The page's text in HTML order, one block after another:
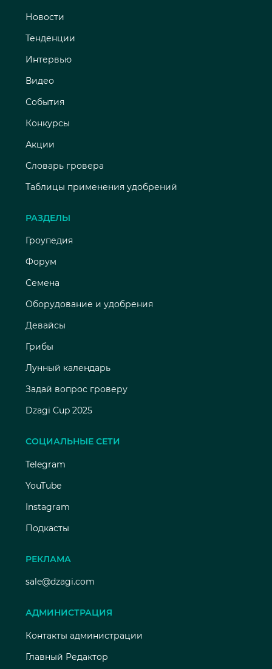
Новости
Тенденции
Интервью
Видео
События
Конкурсы
Акции
Словарь гровера
Таблицы применения удобрений
РАЗДЕЛЫ
Гроупедия
Форум
Семена
Оборудование и удобрения
Девайсы
Грибы
Лунный календарь
Задай вопрос гроверу
Dzagi Cup 2025
СОЦИАЛЬНЫЕ СЕТИ
Telegram
YouTube
Instagram
Подкасты
РЕКЛАМА
sale@dzagi.com
АДМИНИСТРАЦИЯ
Контакты администрации
Главный Редактор